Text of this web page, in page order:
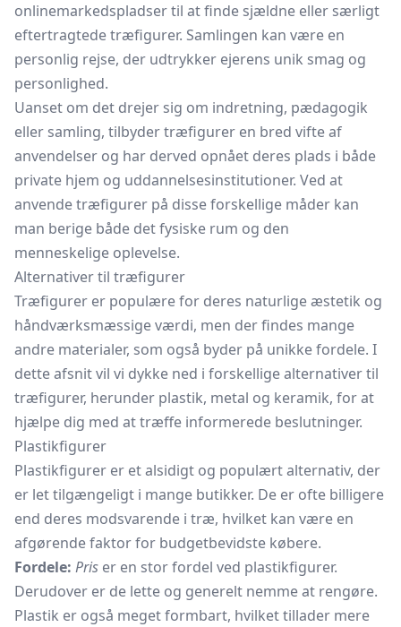
onlinemarkedspladser til at finde sjældne eller særligt
eftertragtede træfigurer. Samlingen kan være en
personlig rejse, der udtrykker ejerens unik smag og
personlighed.
Uanset om det drejer sig om indretning, pædagogik
eller samling, tilbyder træfigurer en bred vifte af
anvendelser og har derved opnået deres plads i både
private hjem og uddannelsesinstitutioner. Ved at
anvende træfigurer på disse forskellige måder kan
man berige både det fysiske rum og den
menneskelige oplevelse.
Alternativer til træfigurer
Træfigurer er populære for deres naturlige æstetik og
håndværksmæssige værdi, men der findes mange
andre materialer, som også byder på unikke fordele. I
dette afsnit vil vi dykke ned i forskellige alternativer til
træfigurer, herunder plastik, metal og keramik, for at
hjælpe dig med at træffe informerede beslutninger.
Plastikfigurer
Plastikfigurer er et alsidigt og populært alternativ, der
er let tilgængeligt i mange butikker. De er ofte billigere
end deres modsvarende i træ, hvilket kan være en
afgørende faktor for budgetbevidste købere.
Fordele: Pris er en stor fordel ved plastikfigurer.
Derudover er de lette og generelt nemme at rengøre.
Plastik er også meget formbart, hvilket tillader mere